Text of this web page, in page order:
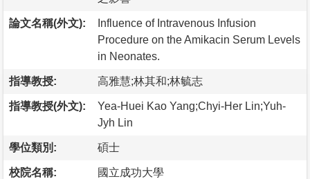
論文名稱(外文):
Influence of Intravenous Infusion
Procedure on the Amikacin Serum Levels
in Neonates.
指導教授: 高雅慧;林其和;林毓志
指導教授(外文):
Yea-Huei Kao Yang;Chyi-Her Lin;Yuh-
Jyh Lin
學位類別: 碩士
校院名稱: 國立成功大學